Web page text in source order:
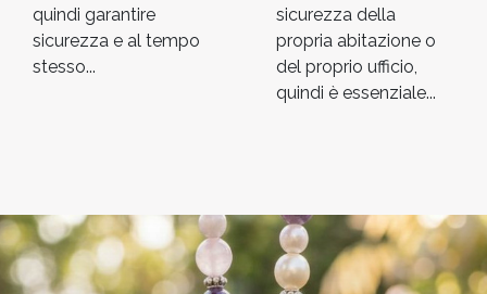
quindi garantire
sicurezza e al tempo
stesso...
sicurezza della
propria abitazione o
del proprio ufficio,
quindi è essenziale...